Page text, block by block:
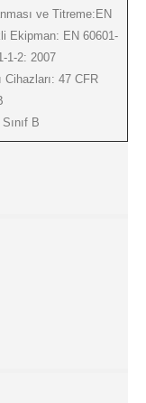
ve Titreme:EN
Ekipman: EN 60601-
1-2: 2007
47 CFR
B